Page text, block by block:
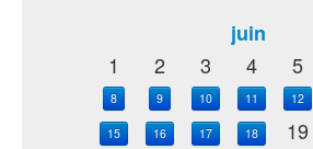
juin
1
2 3 4 5
8 9 10 11 12
15 16 17 18 19